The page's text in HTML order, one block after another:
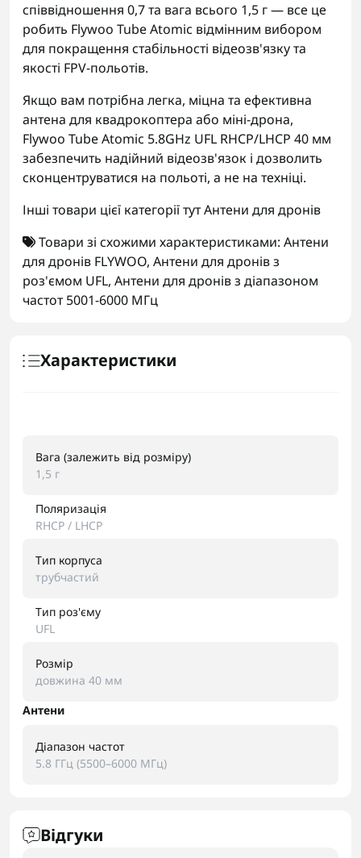
співвідношення 0,7 та вага всього 1,5 г — все це
робить Flywoo Tube Atomic відмінним вибором
для покращення стабільності відеозв'язку та
якості FPV-польотів.
Якщо вам потрібна легка, міцна та ефективна
антена для квадрокоптера або міні-дрона,
Flywoo Tube Atomic 5.8GHz UFL RHCP/LHCP 40 мм
забезпечить надійний відеозв'язок і дозволить
сконцентруватися на польоті, а не на техніці.
Інші товари цієї категорії тутАнтени для дронів
Товари зі схожими характеристиками: Антени
для дронів FLYWOO, Антени для дронів з
роз'ємом UFL, Антени для дронів з діапазоном
частот 5001-6000 МГц
Характеристики
Вага (залежить від розміру)
1,5 г
Поляризація
RHCP / LHCP
Тип корпуса
трубчастий
Тип роз'єму
UFL
Розмір
довжина 40 мм
Антени
Діапазон частот
5.8 ГГц (5500–6000 МГц)
Відгуки